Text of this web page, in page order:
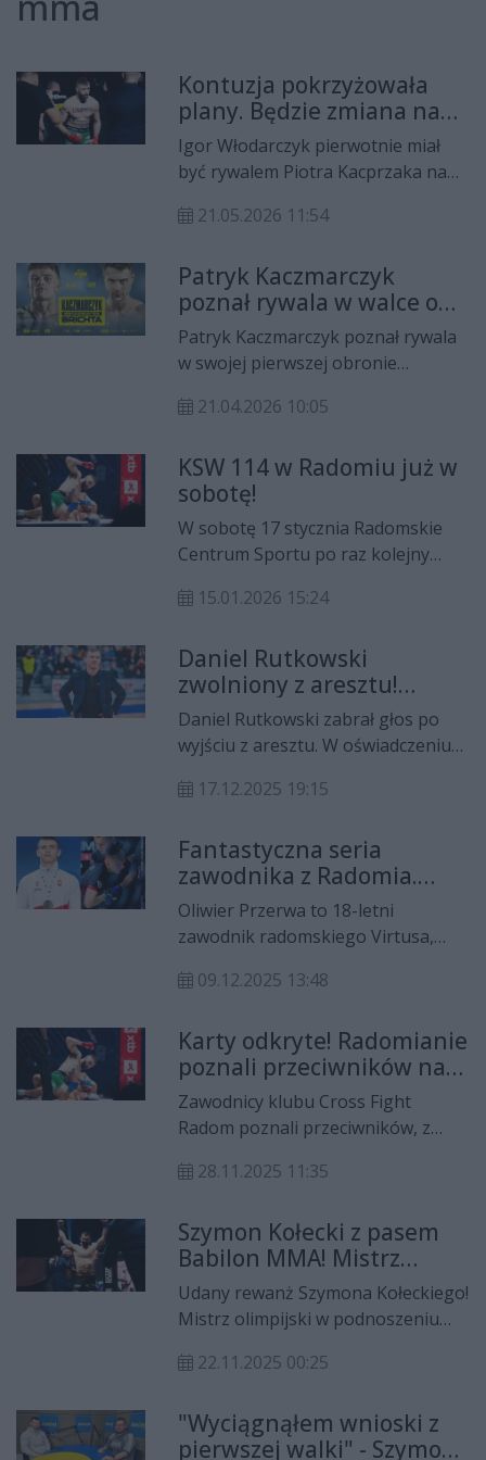
Kontuzja pokrzyżowała
plany. Będzie zmiana na
karcie walk
Igor Włodarczyk pierwotnie miał
być rywalem Piotra Kacprzaka na
doznał kontuzji. W związku z tym
klatce zastąpi go Slimen Hassaini z
Nemesis Team.
21.05.2026 11:54
Patryk Kaczmarczyk
poznał rywala w walce o
obronę pasa KSW na gali w
Radomiu
Patryk Kaczmarczyk poznał rywala
w swojej pierwszej obronie
piórkowej federacji KSW. Podczas
w Radomskim Centrum Sportu,
zawodnik RKT Radom zmierzy się z
Czechem Leo Brichtą, numerem
trzy rankingu.
21.04.2026 10:05
KSW 114 w Radomiu już w
sobotę!
W sobotę 17 stycznia Radomskie
Centrum Sportu po raz kolejny
KSW 114 zainauguruje nowy rok
MMA. Dzień wcześniej, w piątek o
godzinie 19, w Centrum Handlowym
M1 przy Alei Grzecznarowskiego
odbędzie się oficjalne ważenie
zawodników.
15.01.2026 15:24
Daniel Rutkowski
zwolniony z aresztu!
Sportowiec wydał
oświadczenie.
Publikujemy je w całości
Daniel Rutkowski zabrał głos po
wyjściu z aresztu. W oświadczeniu
izolacji sąd zdecydował o jego
postępowania dowodowego.
Oświadczenie sportowca
prezentujemy w całości i w
niezmienionej formie.
17.12.2025 19:15
Fantastyczna seria
zawodnika z Radomia.
Chce być kolejnym
Polakiem w UFC
Oliwier Przerwa to 18-letni
zawodnik radomskiego Virtusa,
na polskiej scenie MMA. Wygrał
starcia w organizacji TFL, a w
rozmowie z portalem WP
SportoweFakty zdradził, że chce być
kolejnym Polakiem w UFC.
09.12.2025 13:48
Karty odkryte! Radomianie
poznali przeciwników na
XTB KSW 114
Zawodnicy klubu Cross Fight
Radom poznali przeciwników, z
XTB KSW 114, która odbędzie się 17
Centrum Sportu. Cezary Kęsik
zmierzy się z Henrym Fadipe, a
Piotr Kacprzak z Wojciechem
Kazieczką.
28.11.2025 11:35
Szymon Kołecki z pasem
Babilon MMA! Mistrz
olimpijski triumfował w
Radomskim Centrum
Udany rewanż Szymona Kołeckiego!
Mistrz olimpijski w podnoszeniu
MMA kategorii półciężkiej pokonał
za lipcową porażkę w
Międzyzdrojach. W arenie
22.11.2025 00:25
"Wyciągnąłem wnioski z
pierwszej walki" - Szymon